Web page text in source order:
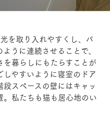
を取り入れやすくし、バ
うに連続させることで、
暮らしにもたらすことが
やすいように寝室のドア
スペースの壁にはキャッ
。私たちも猫も居心地のい